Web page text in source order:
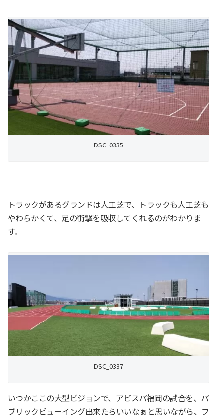
DSC_0335
トラックがあるグランドは人工芝で、トラックも人工芝も
やわらかくて、足の衝撃を吸収してくれるのがわかりま
す。
DSC_0337
いつかここの大型ビジョンで、アビスパ福岡の試合を、パ
ブリックビューイング出来たらいいなぁと思いながら、フ